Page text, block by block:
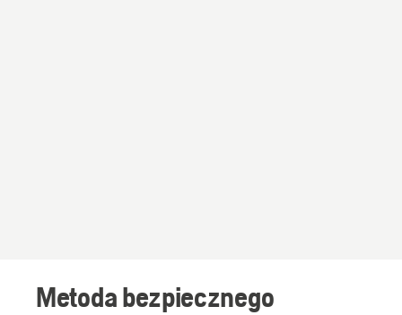
Metoda bezpiecznego